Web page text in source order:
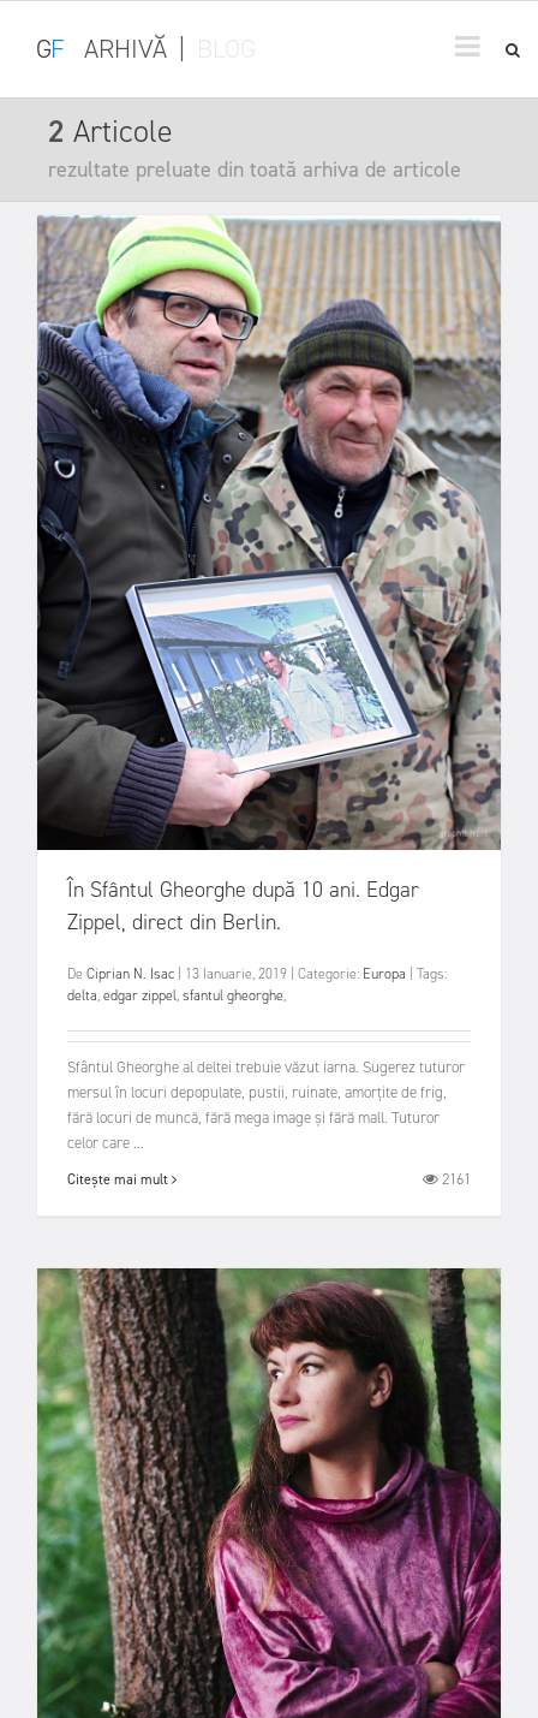
GF ARHIVĂ
2 Articole
rezultate preluate din toată arhiva de articole
În Sfântul Gheorghe după 10 ani. Edgar
Zippel, direct din Berlin.
De Ciprian N. Isac 13 Ianuarie, 2019 Categorie: Europa
Tags:
delta,edgar zippel,sfantul gheorghe,
Sfântul Gheorghe al deltei trebuie văzut iarna. Sugerez tuturor
mersul în locuri depopulate, pustii, ruinate, amorțite de frig,
fără locuri de muncă, fără mega image și fără mall. Tuturor
celor care ...
Citește mai mult 2161